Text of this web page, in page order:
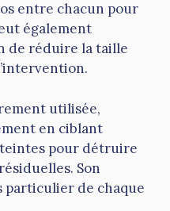
entre chacun pour
également
de réduire la taille
utilisée,
en ciblant
pour détruire
Son
particulier de chaque